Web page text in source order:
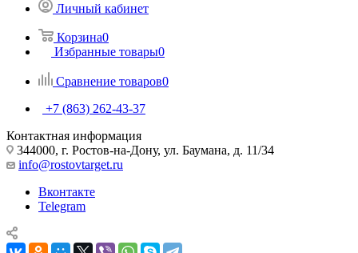
Личный кабинет
Корзина0
Избранные товары0
Сравнение товаров0
+7 (863) 262-43-37
Контактная информация
344000, г. Ростов-на-Дону, ул. Баумана, д. 11/34
info@rostovtarget.ru
Вконтакте
Telegram